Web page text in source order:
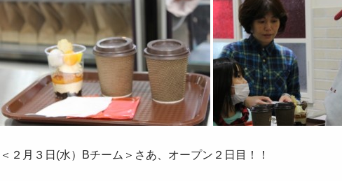
＜２月３日(水）Bチーム＞さあ、オープン２日目！！